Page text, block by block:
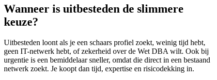
Wanneer is uitbesteden de slimmere
keuze?
Uitbesteden loont als je een schaars profiel zoekt, weinig tijd hebt,
geen IT-netwerk hebt, of zekerheid over de Wet DBA wilt. Ook bij
urgentie is een bemiddelaar sneller, omdat die direct in een bestaand
netwerk zoekt. Je koopt dan tijd, expertise en risicodekking in.